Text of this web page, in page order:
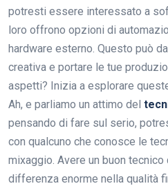
potresti essere interessato a
loro offrono opzioni di
hardware esterno. Questo può
creativa e portare le tue
aspetti? Inizia a esplorare
Ah, e parliamo un attimo del
pensando di fare sul serio,
con qualcuno che conosce le
mixaggio. Avere un buon
differenza enorme nella qualità